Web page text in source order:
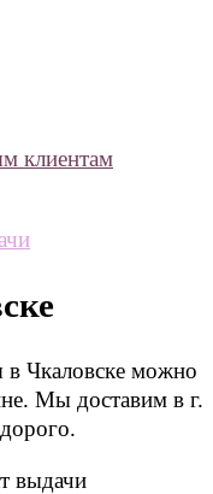
клиентам
Чкаловске можно
Мы доставим в г.
выдачи